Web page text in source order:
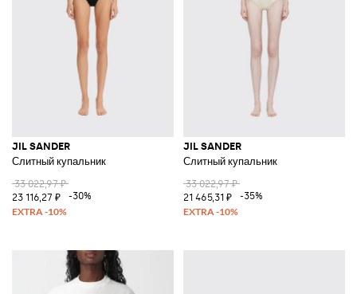
JIL SANDER
Слитный купальник
33 022,97 ₽
23 116,27 ₽
-30%
JIL SANDER
Слитный купальник
33 022,97 ₽
21 465,31 ₽
-35%